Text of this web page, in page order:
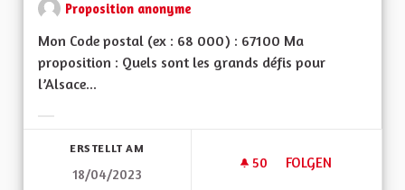
Proposition anonyme
Mon Code postal (ex : 68 000) : 67100 Ma
proposition : Quels sont les grands défis pour
l’Alsace...
ERSTELLT AM
18/04/2023
50 50 FOLLOWER
FOLGEN
VIOLENCES